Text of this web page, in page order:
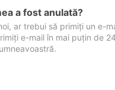
a fost anulată?
ar trebui să primiți un e-
e-mail în mai puțin de